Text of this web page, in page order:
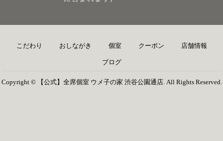
こだわり おしながき 個室 クーポン 店舗情報
ブログ
Copyright © 【公式】全席個室 ウメ子の家 渋谷公園通店. All Rights Reserved.